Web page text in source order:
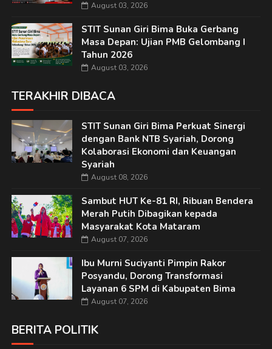
August 03, 2026
STIT Sunan Giri Bima Buka Gerbang
Masa Depan: Ujian PMB Gelombang I
Tahun 2026
August 03, 2026
TERAKHIR DIBACA
STIT Sunan Giri Bima Perkuat Sinergi
dengan Bank NTB Syariah, Dorong
Kolaborasi Ekonomi dan Keuangan
Syariah
August 08, 2026
Sambut HUT Ke-81 RI, Ribuan Bendera
Merah Putih Dibagikan kepada
Masyarakat Kota Mataram
August 07, 2026
Ibu Murni Suciyanti Pimpin Rakor
Posyandu, Dorong Transformasi
Layanan 6 SPM di Kabupaten Bima
August 07, 2026
BERITA POLITIK